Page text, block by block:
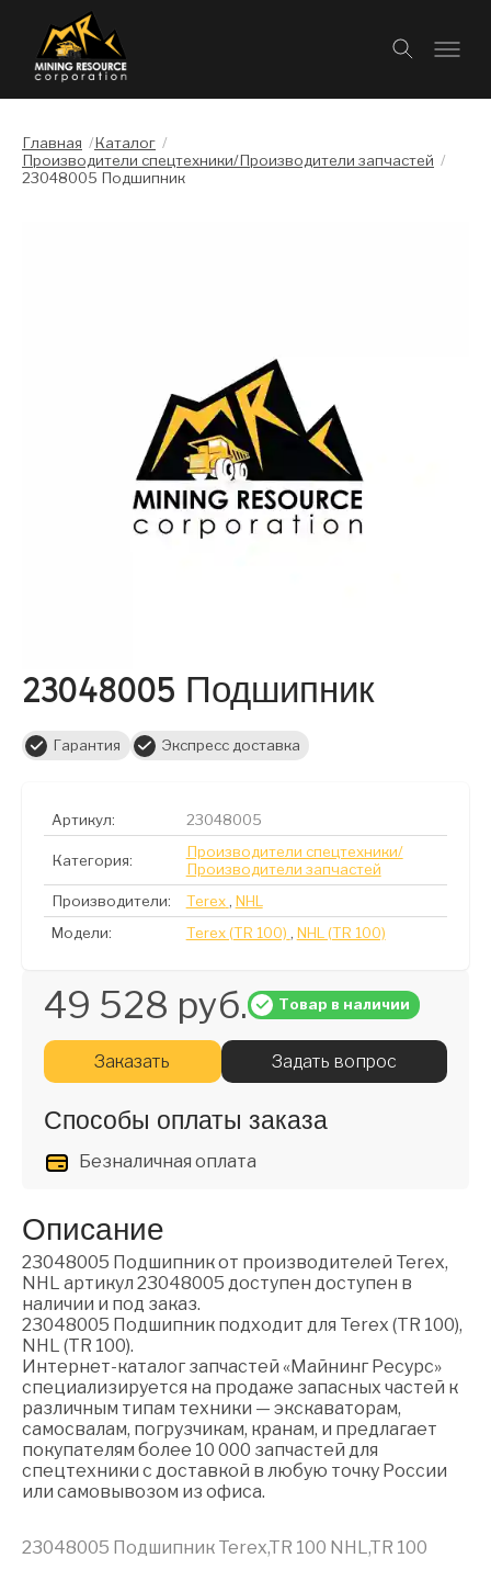
Главная /Каталог /
Производители спецтехники/Производители запчастей /
23048005 Подшипник
23048005 Подшипник
Гарантия Экспресс доставка
Артикул: 23048005
Категория:
Производители спецтехники/
Производители запчастей
Производители:
Terex , NHL
Модели:
Terex (TR 100) , NHL (TR 100)
49 528 руб. Товар в наличии
Заказать Задать вопрос
Способы оплаты заказа
Безналичная оплата
Описание
23048005 Подшипник от производителей Terex,
NHL артикул 23048005 доступен доступен в
наличии и под заказ.
23048005 Подшипник подходит для Terex (TR 100),
NHL (TR 100).
Интернет-каталог запчастей «Майнинг Ресурс»
специализируется на продаже запасных частей к
различным типам техники — экскаваторам,
самосвалам, погрузчикам, кранам, и предлагает
покупателям более 10 000 запчастей для
спецтехники с доставкой в любую точку России
или самовывозом из офиса.
23048005 Подшипник Terex,TR 100 NHL,TR 100